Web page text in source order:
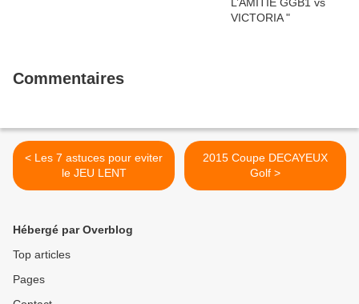
Commentaires
< Les 7 astuces pour eviter
le JEU LENT
2015 Coupe DECAYEUX
Golf >
Hébergé par Overblog
Top articles
Pages